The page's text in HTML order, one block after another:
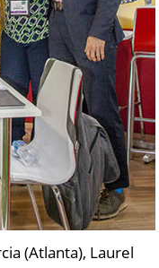
(Atlanta), Laurel